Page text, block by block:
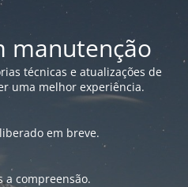
manutenção
técnicas e atualizações de
uma melhor experiência.
em breve.
a compreensão.